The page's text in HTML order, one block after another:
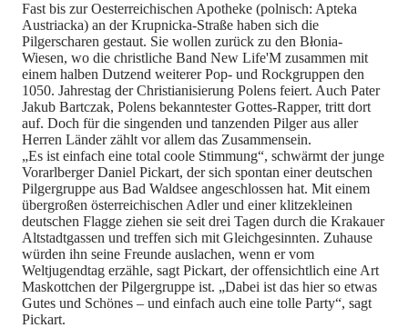
Fast bis zur Oesterreichischen Apotheke (polnisch: Apteka
Austriacka) an der Krupnicka-Straße haben sich die
Pilgerscharen gestaut. Sie wollen zurück zu den Błonia-
Wiesen, wo die christliche Band New Life'M zusammen mit
einem halben Dutzend weiterer Pop- und Rockgruppen den
1050. Jahrestag der Christianisierung Polens feiert. Auch Pater
Jakub Bartczak, Polens bekanntester Gottes-Rapper, tritt dort
auf. Doch für die singenden und tanzenden Pilger aus aller
Herren Länder zählt vor allem das Zusammensein.
„Es ist einfach eine total coole Stimmung“, schwärmt der junge
Vorarlberger Daniel Pickart, der sich spontan einer deutschen
Pilgergruppe aus Bad Waldsee angeschlossen hat. Mit einem
übergroßen österreichischen Adler und einer klitzekleinen
deutschen Flagge ziehen sie seit drei Tagen durch die Krakauer
Altstadtgassen und treffen sich mit Gleichgesinnten. Zuhause
würden ihn seine Freunde auslachen, wenn er vom
Weltjugendtag erzähle, sagt Pickart, der offensichtlich eine Art
Maskottchen der Pilgergruppe ist. „Dabei ist das hier so etwas
Gutes und Schönes – und einfach auch eine tolle Party“, sagt
Pickart.